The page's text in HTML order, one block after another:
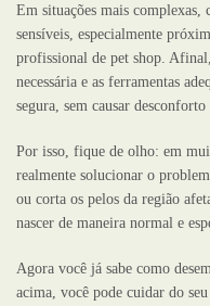
Em situações mais complexas,
sensíveis, especialmente
profissional de pet shop.
necessária e as ferramentas
segura, sem causar
Por isso, fique de olho: em
realmente solucionar o
ou corta os pelos da região
nascer de maneira normal e
Agora você já sabe como
acima, você pode cuidar do